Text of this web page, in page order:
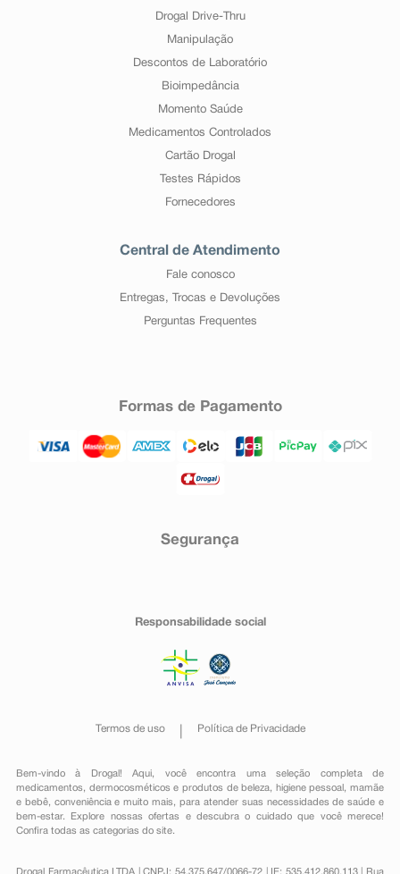
Drogal Drive-Thru
Manipulação
Descontos de Laboratório
Bioimpedância
Momento Saúde
Medicamentos Controlados
Cartão Drogal
Testes Rápidos
Fornecedores
Central de Atendimento
Fale conosco
Entregas, Trocas e Devoluções
Perguntas Frequentes
Formas de Pagamento
Segurança
Responsabilidade social
Termos de uso Política de Privacidade
Bem-vindo à Drogal! Aqui, você encontra uma seleção completa de
medicamentos , dermocosméticos e produtos de beleza, higiene pessoal ,mamãe
e bebê, conveniênciae muito mais, para atender suas necessidades de saúde e
bem-estar. Explore nossas ofertas e descubra o cuidado que você merece!
Confira todas as categorias do site.
Drogal Farmacêutica LTDA | CNPJ: 54.375.647/0066-72 | IE: 535.412.860.113 | Rua